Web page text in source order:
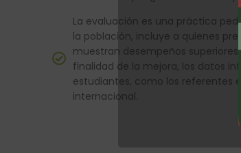
La evaluación es una práctica
la población, incluye a quienes
muestran desempeños
finalidad de la mejora, los datos
estudiantes, como los referentes
internacional.